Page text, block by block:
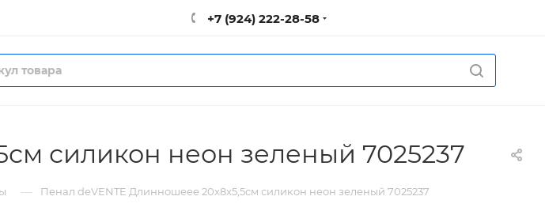
+7 (924) 222-28-58
силикон неон зеленый 7025237
— Пенал deVENTE Длинношеее 20x8x5,5см силикон неон зеленый 7025237